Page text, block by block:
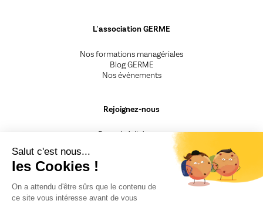
Salut c'est nous...
les Cookies !
On a attendu d'être sûrs que le contenu de
ce site vous intéresse avant de vous
L'association GERME
Nos formations managériales
Blog GERME
Nos événements
Rejoignez-nous
Devenir Adhérent.e
Besoin d'un renseignement